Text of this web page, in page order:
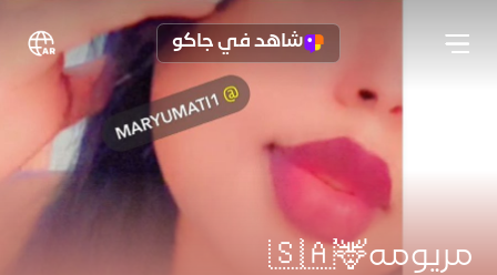
شاهد في جاكو
مريومه🦌🇸🇦